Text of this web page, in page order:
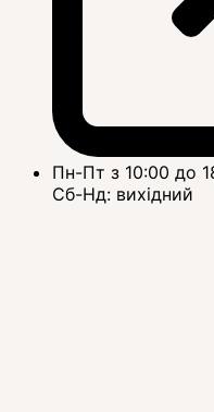
Пн-Пт з 10:00 до
Сб-Нд: вихідний